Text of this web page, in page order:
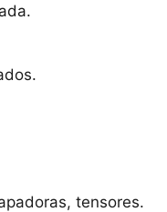
tensores.